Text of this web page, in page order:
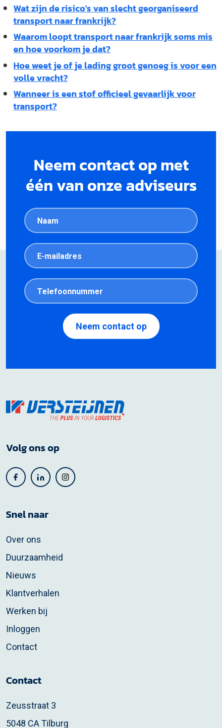
Wat zijn de risico's van slecht georganiseerd
transport naar frankrijk?
Waarom loopt transport naar frankrijk soms mis
en hoe voorkom je dat?
Hoe weet je of je lading groot genoeg is voor een
volle vracht?
Wanneer is een stof officieel gevaarlijk voor
transport?
Neem contact op met
één van onze adviseurs
Volg ons op
Snel naar
Over ons
Duurzaamheid
Nieuws
Klantverhalen
Werken bij
Inloggen
Contact
Contact
Zeusstraat 3
5048 CA Tilburg